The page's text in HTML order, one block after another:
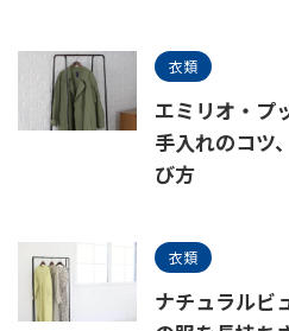
衣類
エミリオ・プ
手入れのコツ
び方
衣類
ナチュラルビ